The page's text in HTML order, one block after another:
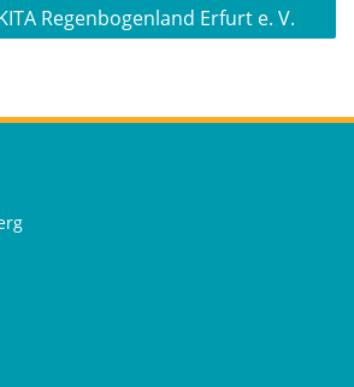
Regenbogenland Erfurt e. V.